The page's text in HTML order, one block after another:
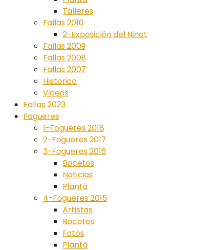
Talleres
Fallas 2010
2-Exposición del Ninot
Fallas 2009
Fallas 2008
Fallas 2007
Historico
Videos
Fallas 2023
Fogueres
1-Fogueres 2018
2-Fogueres 2017
3-Fogueres 2016
Bocetos
Noticias
Plantà
4-Fogueres 2015
Artistas
Bocetos
Fotos
Plantà